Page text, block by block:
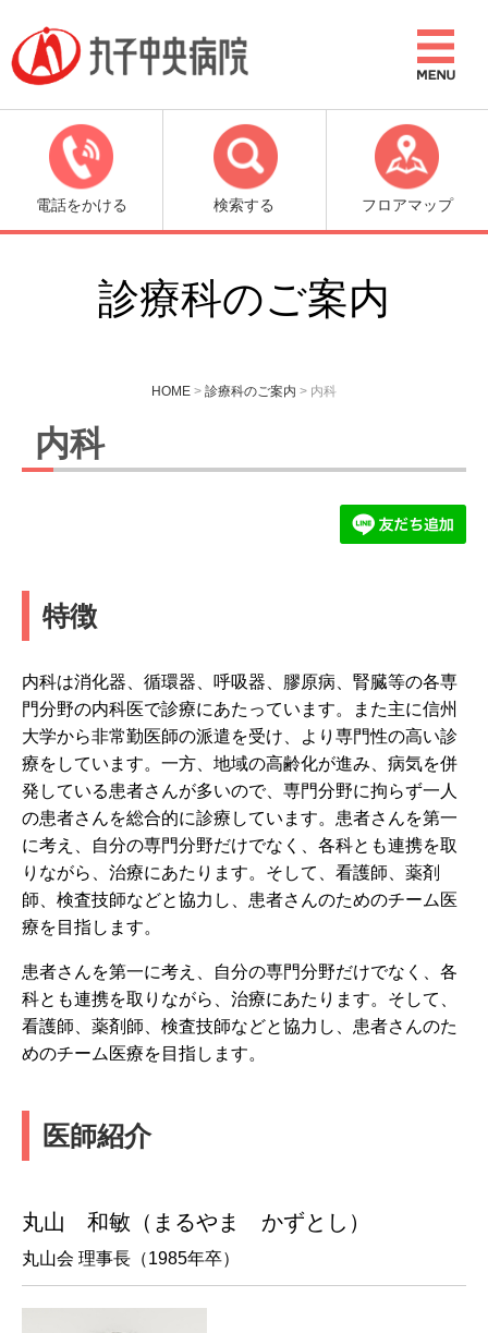
電話をかける 検索する フロアマップ
診療科のご案内
HOME > 診療科のご案内 > 内科
内科
特徴
内科は消化器、循環器、呼吸器、膠原病、腎臓等の各専
門分野の内科医で診療にあたっています。また主に信州
大学から非常勤医師の派遣を受け、より専門性の高い診
療をしています。一方、地域の高齢化が進み、病気を併
発している患者さんが多いので、専門分野に拘らず一人
の患者さんを総合的に診療しています。患者さんを第一
に考え、自分の専門分野だけでなく、各科とも連携を取
りながら、治療にあたります。そして、看護師、薬剤
師、検査技師などと協力し、患者さんのためのチーム医
療を目指します。
患者さんを第一に考え、自分の専門分野だけでなく、各
科とも連携を取りながら、治療にあたります。そして、
看護師、薬剤師、検査技師などと協力し、患者さんのた
めのチーム医療を目指します。
医師紹介
丸山 和敏（まるやま かずとし）
丸山会 理事長（1985年卒）